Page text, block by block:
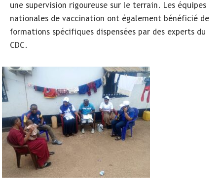
une supervision rigoureuse sur le terrain. Les équipes
nationales de vaccination ont également bénéficié de
formations spécifiques dispensées par des experts du
CDC.